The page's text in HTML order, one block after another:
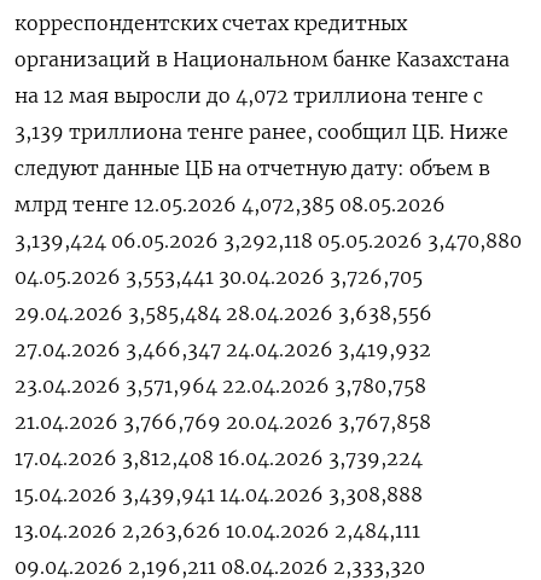
корреспондентских счетах ​кредитных ​
организаций ⁠в ‌Национальном ‌банке Казахстана ​
на 12 ‌мая ​выросли до ‌4,072 триллиона тенге ​с ​
3,139 ‌триллиона ​тенге ранее, сообщил ЦБ. Ниже
следуют ​данные ⁠ЦБ на ‌отчетную ‌дату: объем в
млрд ​тенге 12.05.2026 4,072,385 08.05.2026
3,139,424 06.05.2026 3,292,118 05.05.2026 3,470,880
04.05.2026 3,553,441 30.04.2026 3,726,705
29.04.2026 3,585,484 28.04.2026 3,638,556
27.04.2026 3,466,347 24.04.2026 3,419,932
23.04.2026 3,571,964 22.04.2026 3,780,758
21.04.2026 3,766,769 20.04.2026 3,767,858
17.04.2026 3,812,408 16.04.2026 3,739,224
15.04.2026 3,439,941 14.04.2026 3,308,888
13.04.2026 2,263,626 10.04.2026 2,484,111
09.04.2026 2,196,211 08.04.2026 2,333,320